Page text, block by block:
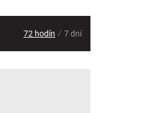
72 hodín / 7 dní